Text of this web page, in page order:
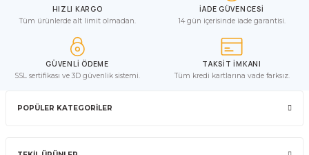
HIZLI KARGO
Tüm ürünlerde alt limit olmadan.
İADE GÜVENCESİ
14 gün içerisinde iade garantisi.
GÜVENLİ ÖDEME
SSL sertifikası ve 3D güvenlik sistemi.
TAKSİT İMKANI
Tüm kredi kartlarına vade farksız.
POPÜLER KATEGORİLER